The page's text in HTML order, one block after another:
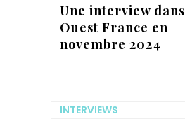
Une interview dans
Ouest France en
novembre 2024
INTERVIEWS